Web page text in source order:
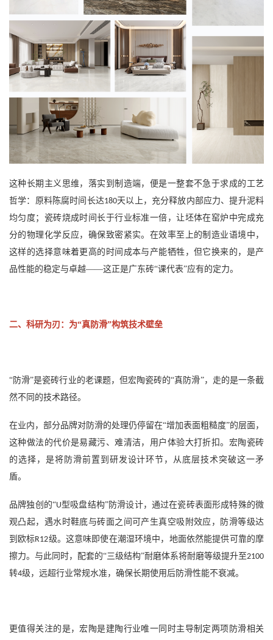
这种长期主义思维，落实到制造端，便是一整套不急于求成的工艺
哲学：原料陈腐时间长达180天以上，充分释放内部应力、提升泥料
均匀度；瓷砖烧成时间长于行业标准一倍，让坯体在窑炉中完成充
分的物理化学反应，确保致密紧实。在效率至上的制造业语境中，
这样的选择意味着更高的时间成本与产能牺牲，但它换来的，是产
品性能的稳定与卓越——这正是广东砖“课代表”应有的定力。
二、科研为刃：为“真防滑”构筑技术壁垒
“防滑”是瓷砖行业的老课题，但宏陶瓷砖的“真防滑”，走的是一条截
然不同的技术路径。
在业内，部分品牌对防滑的处理仍停留在“增加表面粗糙度”的层面，
这种做法的代价是易藏污、难清洁，用户体验大打折扣。宏陶瓷砖
的选择，是将防滑前置到研发设计环节，从底层技术突破这一矛
盾。
品牌独创的“U型吸盘结构”防滑设计，通过在瓷砖表面形成特殊的微
观凸起，遇水时鞋底与砖面之间可产生真空吸附效应，防滑等级达
到欧标R12级。这意味即使在潮湿环境中，地面依然能提供可靠的摩
擦力。与此同时，配套的“三级结构”耐磨体系将耐磨等级提升至2100
转4级，远超行业常规水准，确保长期使用后防滑性能不衰减。
更值得关注的是，宏陶是建陶行业唯一同时主导制定两项防滑相关